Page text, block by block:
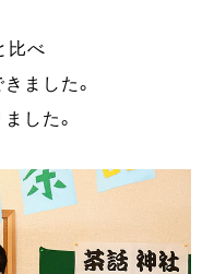
比べ
ました。
した。